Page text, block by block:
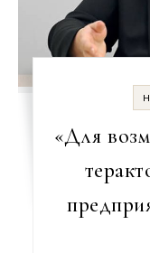
«Для